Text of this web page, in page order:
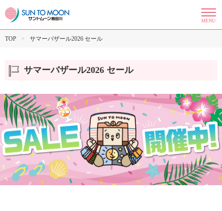
MENU
TOP サマーバザール2026 セール
サマーバザール2026 セール